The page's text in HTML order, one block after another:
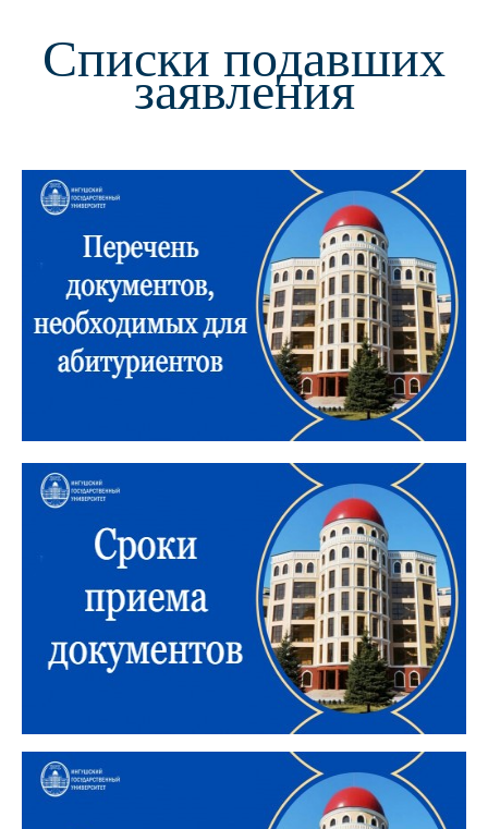
Списки подавших
заявления